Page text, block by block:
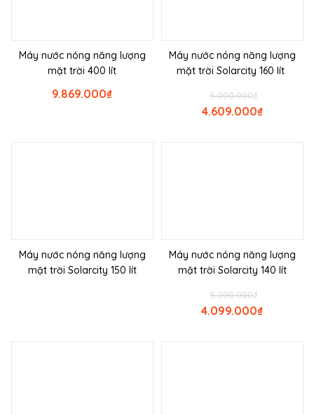
Máy nước nóng năng lượng
mặt trời 400 lít
₫
9.869.000
Máy nước nóng năng lượng
mặt trời Solarcity 160 lít
₫
5.000.000
₫
4.609.000
Máy nước nóng năng lượng
mặt trời Solarcity 150 lít
Máy nước nóng năng lượng
mặt trời Solarcity 140 lít
₫
5.000.000
₫
4.099.000